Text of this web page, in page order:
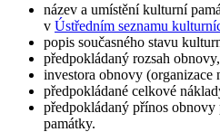
název a umístění kulturní
v Ústředním seznamu
popis současného stavu
předpokládaný rozsah obnovy,
investora obnovy (organizace
předpokládané celkové
předpokládaný přínos
památky.